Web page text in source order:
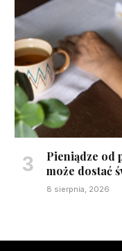
Pieniądze od
może dostać
8 sierpnia, 2026